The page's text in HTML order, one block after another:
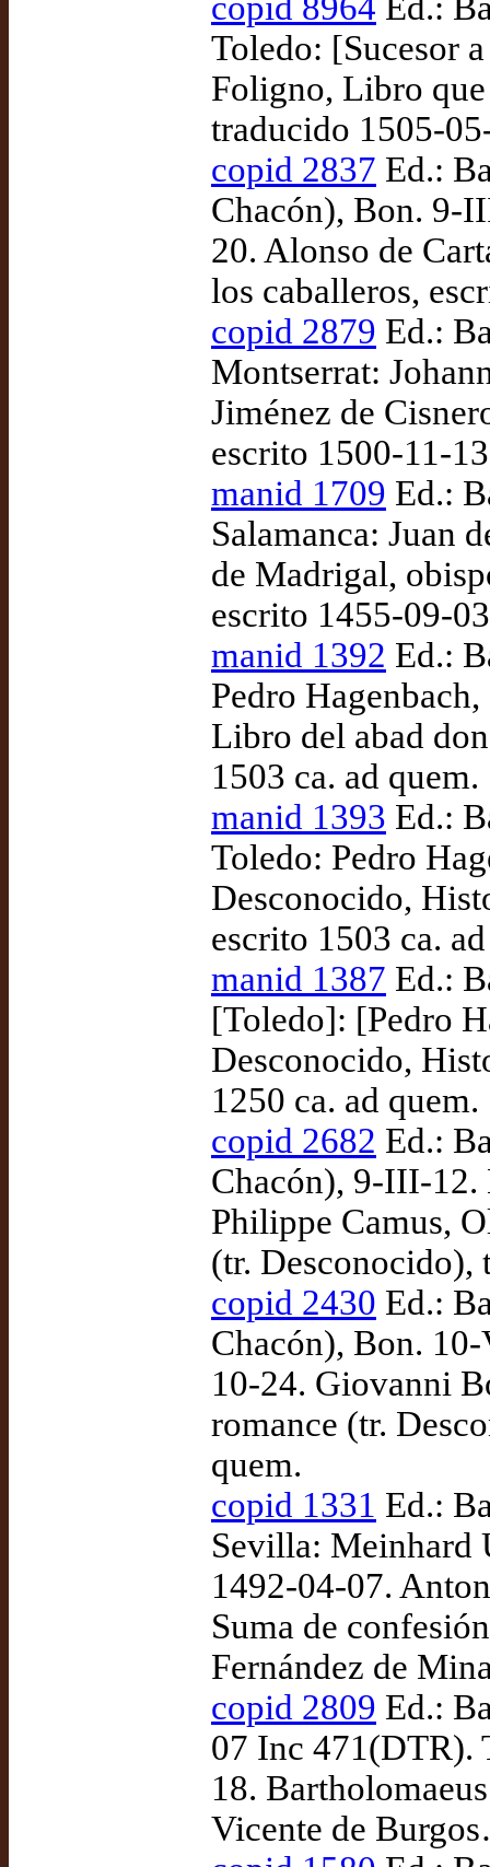
Toledo: [Sucesor
Foligno, Libro
traducido 1505-
copid 2837 Ed.:
Chacón), Bon. 9-
20. Alonso de
los caballeros,
copid 2879 Ed.:
Montserrat:
Jiménez de
escrito 1500-11-
manid 1709 Ed.:
Salamanca: Juan
de Madrigal,
escrito 1455-09-
manid 1392 Ed.:
Pedro
Libro del abad
1503 ca. ad quem.
manid 1393 Ed.:
Toledo: Pedro
Desconocido,
escrito 1503 ca.
manid 1387 Ed.:
[Toledo]: [Pedro
Desconocido,
1250 ca. ad quem.
copid 2682 Ed.:
Chacón), 9-III-12.
Philippe Camus,
(tr. Desconocido),
copid 2430 Ed.:
Chacón), Bon.
10-24. Giovanni
romance (tr.
quem.
copid 1331 Ed.:
Sevilla: Meinhard
1492-04-07.
Suma de
Fernández de
copid 2809 Ed.:
07 Inc 471(DTR).
18.
Vicente de